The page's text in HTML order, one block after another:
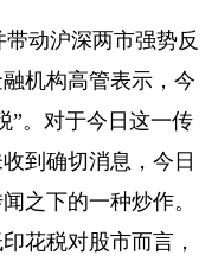
动沪深两市强势反
机构高管表示，今
”。对于今日这一传
到确切消息，今日
之下的一种炒作。
花税对股市而言，